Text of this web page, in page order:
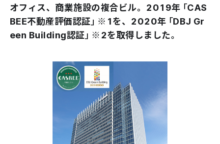
オフィス、商業施設の複合ビル。2019年「CAS
BEE不動産評価認証」※1を、2020年「DBJ Gr
een Building認証」※2を取得しました。